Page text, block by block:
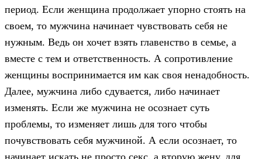
период. Если женщина продолжает упорно стоять на
своем, то мужчина начинает чувствовать себя не
нужным. Ведь он хочет взять главенство в семье, а
вместе с тем и ответственность. А сопротивление
женщины воспринимается им как своя ненадобность.
Далее, мужчина либо сдувается, либо начинает
изменять. Если же мужчина не осознает суть
проблемы, то изменяет лишь для того чтобы
почувствовать себя мужчиной. А если осознает, то